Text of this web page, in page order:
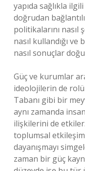
yapıda sağlıkla
doğrudan
politikalarını nasıl
nasıl kullandığı
nasıl sonuçlar
Güç ve kurumlar
ideolojilerin de
Tabanı gibi bir
aynı zamanda
ilişkilerini de
toplumsal
dayanışmayı
zaman bir güç